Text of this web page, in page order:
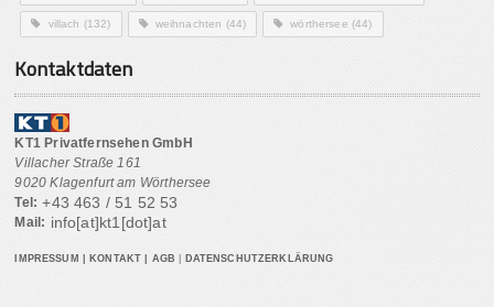
villach (132) weihnachten (44) wörthersee (44)
Kontaktdaten
KT1 Privatfernsehen GmbH
Villacher Straße 161
9020 Klagenfurt am Wörthersee
Tel: +43 463 / 51 52 53
Mail: info[at]kt1[dot]at
IMPRESSUM KONTAKT AGB DATENSCHUTZERKLÄRUNG